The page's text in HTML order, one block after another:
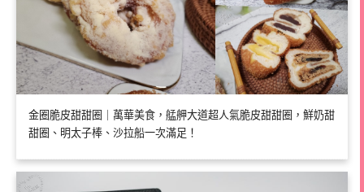
金圈脆皮甜甜圈｜萬華美食，艋舺大道超人氣脆皮甜甜圈，鮮奶甜
甜圈、明太子棒、沙拉船一次滿足！